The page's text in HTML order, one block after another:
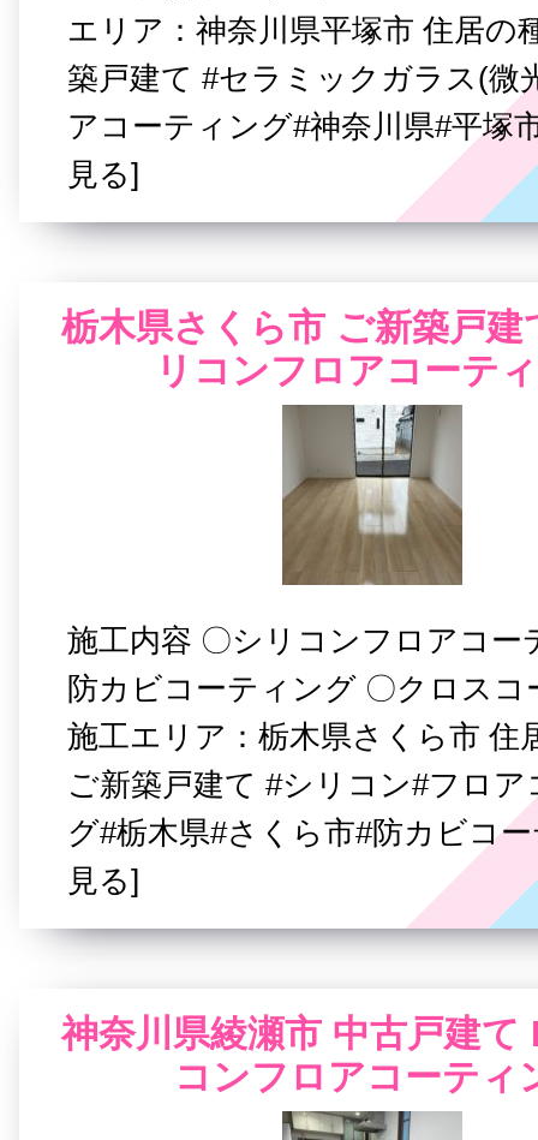
エリア：神奈川県平塚市 住居の
築戸建て #セラミックガラス(微
アコーティング#神奈川県#平塚
見る]
栃木県さくら市 ご新築戸建
リコンフロアコーテ
施工内容 〇シリコンフロアコー
防カビコーティング 〇クロスコ
施工エリア：栃木県さくら市 住
ご新築戸建て #シリコン#フロア
グ#栃木県#さくら市#防カビコ
見る]
神奈川県綾瀬市 中古戸建て
コンフロアコーティ